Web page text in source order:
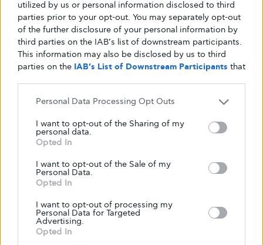
utilized by us or personal information disclosed to third
parties prior to your opt-out. You may separately opt-out
of the further disclosure of your personal information by
third parties on the IAB’s list of downstream participants.
This information may also be disclosed by us to third
parties on the IAB’s List of Downstream Participants that
Personal Data Processing Opt Outs
I want to opt-out of the Sharing of my
personal data.
Opted In
I want to opt-out of the Sale of my
Personal Data.
Opted In
I want to opt-out of processing my
Personal Data for Targeted
Advertising.
Opted In
ΠΡΟΔΙΆΘΕΣΗ/ΠΡΟΔΙΑΒΉΤΗΣ
ΣΤΑΤΙΣΤΙΚΆ
Παγκόσμια Ημέρα Διαβήτη – πάνω από
τους μισούς διαβητικούς (230
εκατομμύρια) ανά τον κόσμο δεν
έχουν πρόσβαση σε προγράμματα